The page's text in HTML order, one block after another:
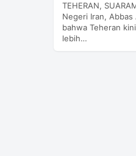
TEHERAN,
Negeri Iran,
bahwa Teheran
lebih…